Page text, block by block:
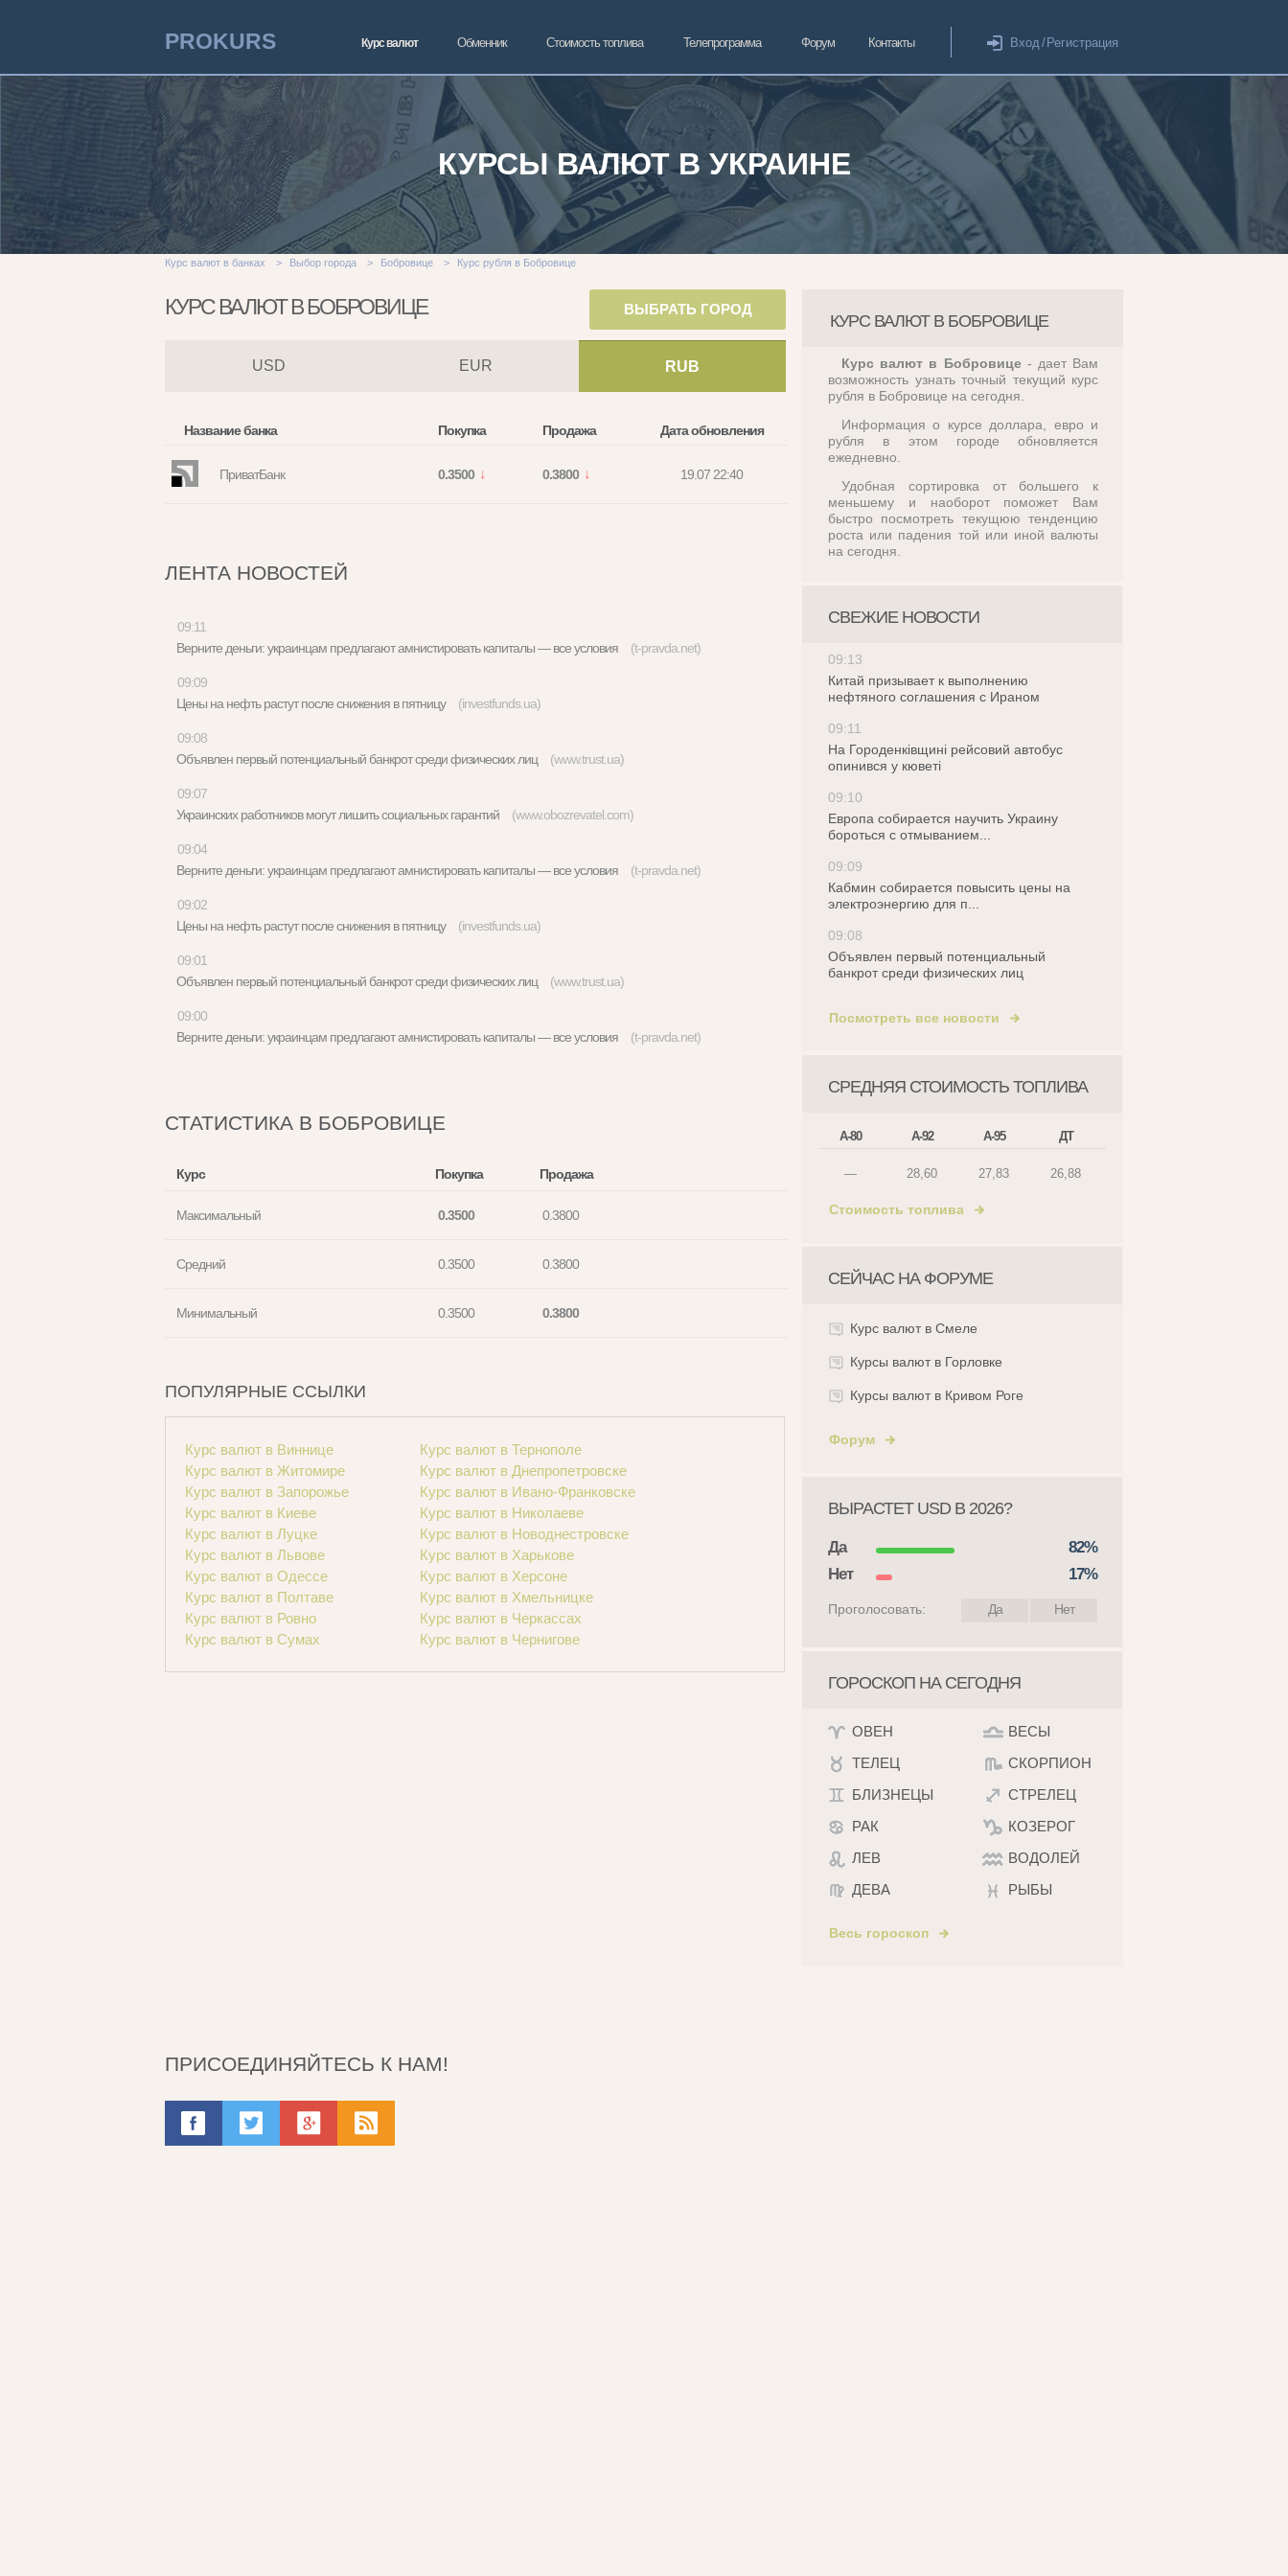
PROKURS Курс валют Обменник Стоимость топлива Телепрограмма Форум Контакты Вход/ Регистрация
КУРСЫ ВАЛЮТ В УКРАИНЕ
Курс валют в банках > Выбор города > Бобровице > Курс рубля в Бобровице
КУРС ВАЛЮТ В БОБРОВИЦЕ
Курс валют в Бобровице- дает Вам
возможность узнать точный текущий курс
рубля в Бобровице на сегодня.
Информация о курсе доллара, евро и
рубля в этом городе обновляется
ежедневно.
Удобная сортировка от большего к
меньшему и наоборот поможет Вам
быстро посмотреть текущюю тенденцию
роста или падения той или иной валюты
на сегодня.
СВЕЖИЕ НОВОСТИ
09:13
Китай призывает к выполнению
нефтяного соглашения с Ираном
09:11
На Городенківщині рейсовий автобус
опинився у кюветі
09:10
Европа собирается научить Украину
бороться с отмыванием...
09:09
Кабмин собирается повысить цены на
электроэнергию для п...
09:08
Объявлен первый потенциальный
банкрот среди физических лиц
Посмотреть все новости
СРЕДНЯЯ СТОИМОСТЬ ТОПЛИВА
А-80 А-92 А-95 ДТ
— 28,60 27,83 26,88
Стоимость топлива
СЕЙЧАС НА ФОРУМЕ
Курс валют в Смеле
Курсы валют в Горловке
Курсы валют в Кривом Роге
Форум
ВЫРАСТЕТ USD В 2026?
Да
82%
Нет
17%
Проголосовать: Нет
Да
ГОРОСКОП НА СЕГОДНЯ
ОВЕН
ТЕЛЕЦ
БЛИЗНЕЦЫ
РАК
ЛЕВ
ДЕВА
ВЕСЫ
СКОРПИОН
СТРЕЛЕЦ
КОЗЕРОГ
ВОДОЛЕЙ
РЫБЫ
Весь гороскоп
КУРС ВАЛЮТ В БОБРОВИЦЕ ВЫБРАТЬ ГОРОД
USD EUR RUB
Название банка Покупка Продажа Дата обновления
ПриватБанк 0.3500 0.3800 19.07 22:40
ЛЕНТА НОВОСТЕЙ
09:11
Верните деньги: украинцам предлагают амнистировать капиталы — все условия (t-pravda.net)
09:09
Цены на нефть растут после снижения в пятницу (investfunds.ua)
09:08
Объявлен первый потенциальный банкрот среди физических лиц (www.trust.ua)
09:07
Украинских работников могут лишить социальных гарантий (www.obozrevatel.com)
09:04
Верните деньги: украинцам предлагают амнистировать капиталы — все условия (t-pravda.net)
09:02
Цены на нефть растут после снижения в пятницу (investfunds.ua)
09:01
Объявлен первый потенциальный банкрот среди физических лиц (www.trust.ua)
09:00
Верните деньги: украинцам предлагают амнистировать капиталы — все условия (t-pravda.net)
СТАТИСТИКА В БОБРОВИЦЕ
Курс Покупка Продажа
Максимальный 0.3500 0.3800
Средний 0.3500 0.3800
Минимальный 0.3500 0.3800
ПОПУЛЯРНЫЕ ССЫЛКИ
Курс валют в Виннице
Курс валют в Житомире
Курс валют в Запорожье
Курс валют в Киеве
Курс валют в Луцке
Курс валют в Львове
Курс валют в Одессе
Курс валют в Полтаве
Курс валют в Ровно
Курс валют в Сумах
Курс валют в Тернополе
Курс валют в Днепропетровске
Курс валют в Ивано-Франковске
Курс валют в Николаеве
Курс валют в Новоднестровске
Курс валют в Харькове
Курс валют в Херсоне
Курс валют в Хмельницке
Курс валют в Черкассах
Курс валют в Чернигове
ПРИСОЕДИНЯЙТЕСЬ К НАМ!